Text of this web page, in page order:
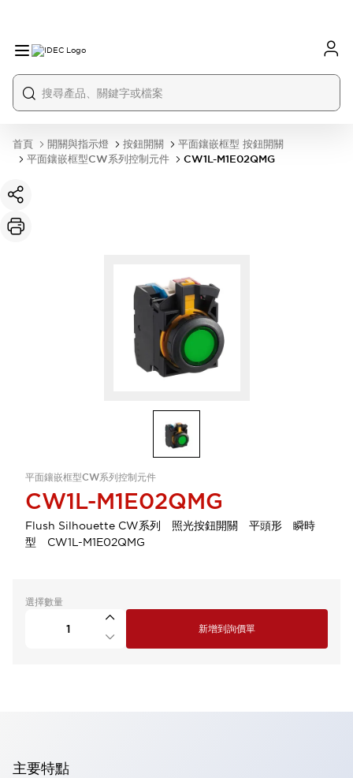
首頁 開關與指示燈 按鈕開關
平面鑲嵌框型 按鈕開關
平面鑲嵌框型CW系列控制元件
CW1L-M1E02QMG
平面鑲嵌框型CW系列控制元件
CW1L-M1E02QMG
Flush Silhouette CW系列 照光按鈕開關 平頭形 瞬時
型 CW1L-M1E02QMG
選擇數量
新增到詢價單
主要特點